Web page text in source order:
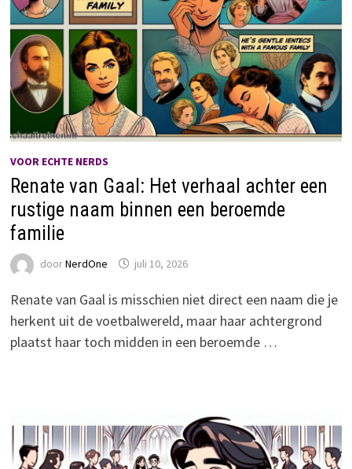
VOOR ECHTE NERDS
Renate van Gaal: Het verhaal achter een
rustige naam binnen een beroemde
familie
doorNerdOne juli 10, 2026
Renate van Gaal is misschien niet direct een naam die je
herkent uit de voetbalwereld, maar haar achtergrond
plaatst haar toch midden in een beroemde …